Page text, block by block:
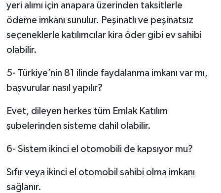
yeri alımı için anapara üzerinden taksitlerle
ödeme imkanı sunulur. Peşinatlı ve peşinatsız
seçeneklerle katılımcılar kira öder gibi ev sahibi
olabilir.
5- Türkiye’nin 81 ilinde faydalanma imkanı var mı,
başvurular nasıl yapılır?
Evet, dileyen herkes tüm Emlak Katılım
şubelerinden sisteme dahil olabilir.
6- Sistem ikinci el otomobili de kapsıyor mu?
Sıfır veya ikinci el otomobil sahibi olma imkanı
sağlanır.